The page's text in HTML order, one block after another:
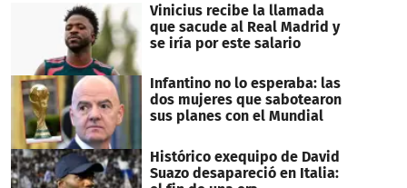
Vinicius recibe la llamada
que sacude al Real Madrid y
se iría por este salario
Infantino no lo esperaba: las
dos mujeres que sabotearon
sus planes con el Mundial
Histórico exequipo de David
Suazo desapareció en Italia: